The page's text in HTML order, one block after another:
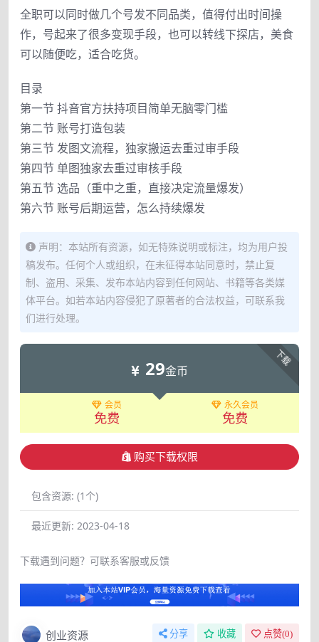
全职可以同时做几个号发不同品类，值得付出时间操
作，号起来了很多变现手段，也可以转线下探店，美食
可以随便吃，适合吃货。
目录
第一节 抖音官方扶持项目简单无脑零门槛
第二节 账号打造包装
第三节 发图文流程，独家搬运去重过审手段
第四节 单图独家去重过审核手段
第五节 选品（重中之重，直接决定流量爆发）
第六节 账号后期运营，怎么持续爆发
声明：本站所有资源，如无特殊说明或标注，均为用户投
稿发布。任何个人或组织，在未征得本站同意时，禁止复
制、盗用、采集、发布本站内容到任何网站、书籍等各类媒
体平台。如若本站内容侵犯了原著者的合法权益，可联系我
们进行处理。
下载
29金币
会员
免费
永久会员
免费
购买下载权限
包含资源: (1个)
最近更新: 2023-04-18
下载遇到问题？可联系客服或反馈
创业资源 分享 收藏 点赞(0)